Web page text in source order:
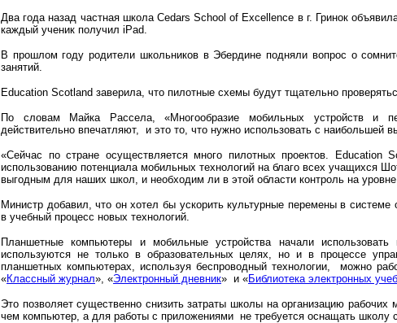
Два года назад частная школа Cedars School of Excellence в г. Гринок
каждый ученик получил iPad.
В прошлом году родители школьников в Эбердине подняли вопрос о
занятий.
Education Scotland заверила, что пилотные схемы будут тщательно
По словам Майка Рассела, «Многообразие мобильных устройств и
действительно впечатляют, и это то, что нужно использовать с наибольшей
«Сейчас по стране осуществляется много пилотных проектов. Education
использованию потенциала мобильных технологий на благо всех учащихся
выгодным для наших школ, и необходим ли в этой области контроль на уровне
Министр добавил, что он хотел бы ускорить культурные перемены в
в учебный процесс новых технологий.
Планшетные компьютеры и мобильные устройства начали
используются не только в образовательных целях, но и в процессе
планшетных компьютерах, используя беспроводный технологии, можно
«Классный журнал», «Электронный дневник» и «Библиотека электронных
Это позволяет существенно снизить затраты школы на организацию
чем компьютер, а для работы c приложениями не требуется оснащать школу